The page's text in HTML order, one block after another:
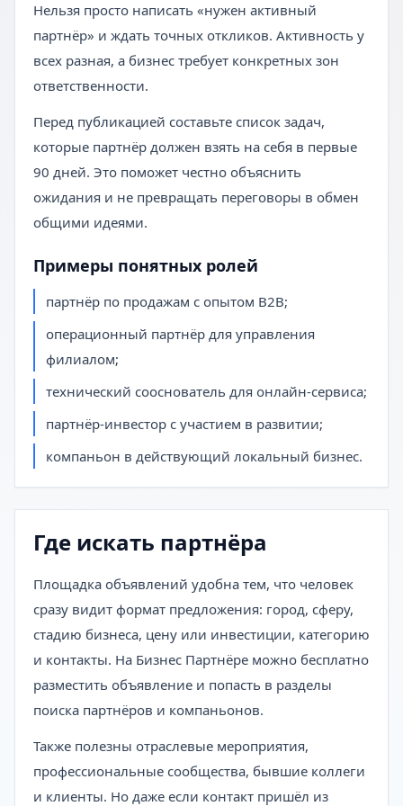
Нельзя просто написать «нужен активный
партнёр» и ждать точных откликов. Активность у
всех разная, а бизнес требует конкретных зон
ответственности.
Перед публикацией составьте список задач,
которые партнёр должен взять на себя в первые
90 дней. Это поможет честно объяснить
ожидания и не превращать переговоры в обмен
общими идеями.
Примеры понятных ролей
партнёр по продажам с опытом B2B;
операционный партнёр для управления
филиалом;
технический сооснователь для онлайн-сервиса;
партнёр-инвестор с участием в развитии;
компаньон в действующий локальный бизнес.
Где искать партнёра
Площадка объявлений удобна тем, что человек
сразу видит формат предложения: город, сферу,
стадию бизнеса, цену или инвестиции, категорию
и контакты. На Бизнес Партнёре можно бесплатно
разместить объявление и попасть в разделы
поиска партнёров и компаньонов.
Также полезны отраслевые мероприятия,
профессиональные сообщества, бывшие коллеги
и клиенты. Но даже если контакт пришёл из